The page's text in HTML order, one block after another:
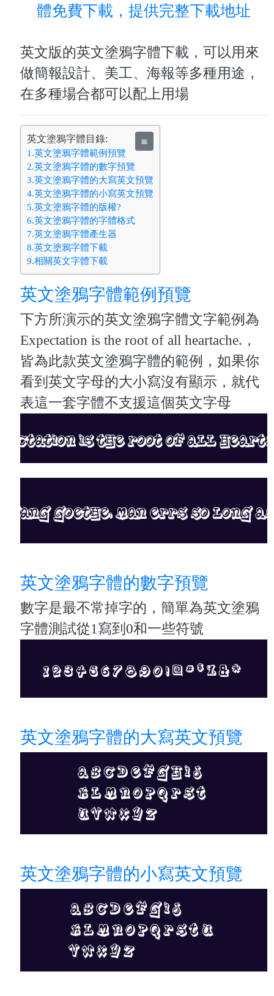
體免費下載，提供完整下載地址
英文版的英文塗鴉字體下載，可以用來
做簡報設計、美工、海報等多種用途，
在多種場合都可以配上用場
英文塗鴉字體目錄: ≣
1.英文塗鴉字體範例預覽
2.英文塗鴉字體的數字預覽
3.英文塗鴉字體的大寫英文預覽
4.英文塗鴉字體的小寫英文預覽
5.英文塗鴉字體的版權?
6.英文塗鴉字體的字體格式
7.英文塗鴉字體產生器
8.英文塗鴉字體下載
9.相關英文字體下載
英文塗鴉字體範例預覽
下方所演示的英文塗鴉字體文字範例為
Expectation is the root of all heartache.，
皆為此款英文塗鴉字體的範例，如果你
看到英文字母的大小寫沒有顯示，就代
表這一套字體不支援這個英文字母
英文塗鴉字體的數字預覽
數字是最不常掉字的，簡單為英文塗鴉
字體測試從1寫到0和一些符號
英文塗鴉字體的大寫英文預覽
英文塗鴉字體的小寫英文預覽